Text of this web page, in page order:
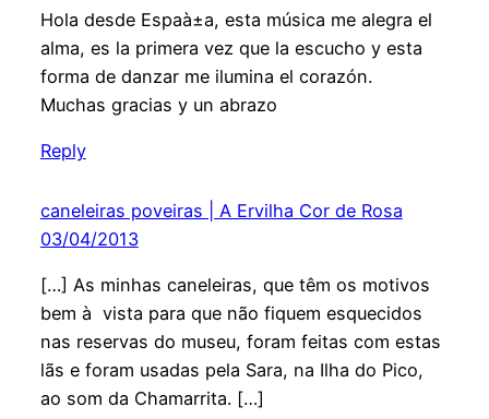
Hola desde Espaà±a, esta música me alegra el
alma, es la primera vez que la escucho y esta
forma de danzar me ilumina el corazón.
Muchas gracias y un abrazo
Reply
caneleiras poveiras | A Ervilha Cor de Rosa
03/04/2013
[…] As minhas caneleiras, que têm os motivos
bem à vista para que não fiquem esquecidos
nas reservas do museu, foram feitas com estas
lãs e foram usadas pela Sara, na Ilha do Pico,
ao som da Chamarrita. […]